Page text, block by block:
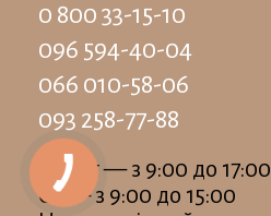
0 800 33-15-10
096 594-40-04
066 010-58-06
093 258-77-88
Пн-Пт — з 9:00 до 17:00
Сб — з 9:00 до 15:00